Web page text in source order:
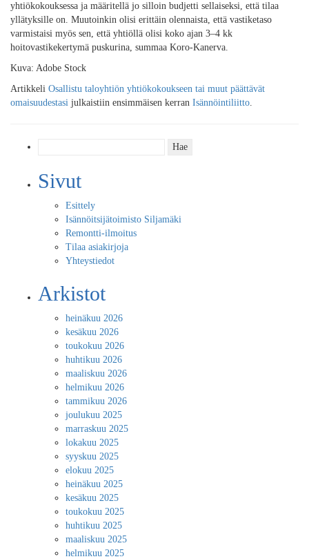
yhtiökokouksessa ja määritellä jo silloin budjetti sellaiseksi, että tilaa
yllätyksille on. Muutoinkin olisi erittäin olennaista, että vastiketaso
varmistaisi myös sen, että yhtiöllä olisi koko ajan 3–4 kk
hoitovastikekertymä puskurina, summaa Koro-Kanerva.
Kuva: Adobe Stock
Artikkeli Osallistu taloyhtiön yhtiökokoukseen tai muut päättävät
omaisuudestasi julkaistiin ensimmäisen kerran Isännöintiliitto.
Sivut
Esittely
Isännöitsijätoimisto Siljamäki
Remontti-ilmoitus
Tilaa asiakirjoja
Yhteystiedot
Arkistot
heinäkuu 2026
kesäkuu 2026
toukokuu 2026
huhtikuu 2026
maaliskuu 2026
helmikuu 2026
tammikuu 2026
joulukuu 2025
marraskuu 2025
lokakuu 2025
syyskuu 2025
elokuu 2025
heinäkuu 2025
kesäkuu 2025
toukokuu 2025
huhtikuu 2025
maaliskuu 2025
helmikuu 2025